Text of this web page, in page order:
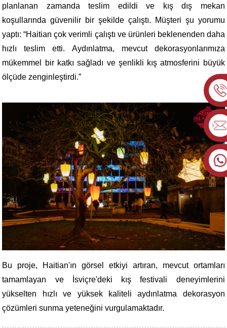
planlanan zamanda teslim edildi ve kış dış mekan
koşullarında güvenilir bir şekilde çalıştı. Müşteri şu yorumu
yaptı: “Haitian çok verimli çalıştı ve ürünleri beklenenden daha
hızlı teslim etti. Aydınlatma, mevcut dekorasyonlarımıza
mükemmel bir katkı sağladı ve şenlikli kış atmosferini büyük
ölçüde zenginleştirdi.”
Bu proje, Haitian'ın görsel etkiyi artıran, mevcut ortamları
tamamlayan ve İsviçre'deki kış festivali deneyimlerini
yükselten hızlı ve yüksek kaliteli aydınlatma dekorasyon
çözümleri sunma yeteneğini vurgulamaktadır.